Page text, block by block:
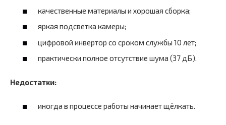
качественные материалы и хорошая сборка;
яркая подсветка камеры;
цифровой инвертор со сроком службы 10 лет;
практически полное отсутствие шума (37 дБ).
Недостатки:
иногда в процессе работы начинает щёлкать.